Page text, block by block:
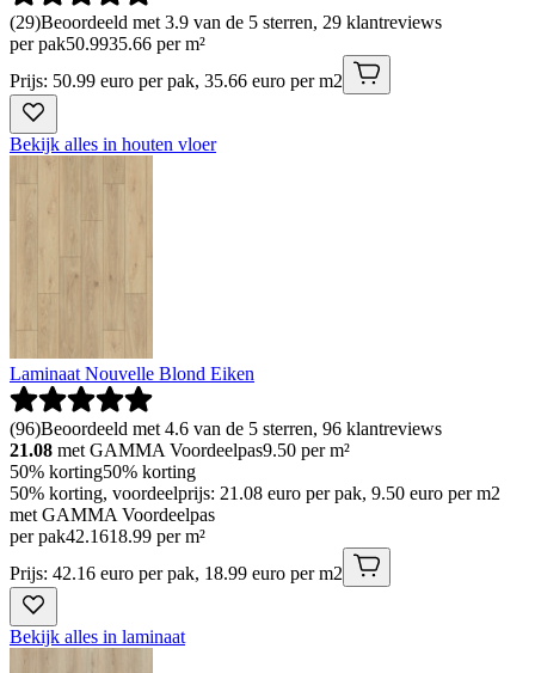
(29)Beoordeeld met 3.9 van de 5 sterren, 29 klantreviews
per pak50.9935.66 per m²
Prijs: 50.99 euro per pak, 35.66 euro per m2
Bekijk alles in houten vloer
Laminaat Nouvelle Blond Eiken
(96)Beoordeeld met 4.6 van de 5 sterren, 96 klantreviews
21.08 met GAMMA Voordeelpas9.50 per m²
50% korting50% korting
50% korting, voordeelprijs: 21.08 euro per pak, 9.50 euro per m2
met GAMMA Voordeelpas
per pak42.1618.99 per m²
Prijs: 42.16 euro per pak, 18.99 euro per m2
Bekijk alles in laminaat